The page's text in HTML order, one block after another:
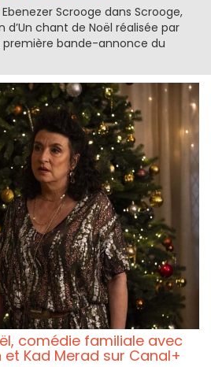
Scrooge dans Scrooge,
chant de Noël réalisée par
première bande-annonce du
comédie familiale avec
Kad Merad sur Canal+